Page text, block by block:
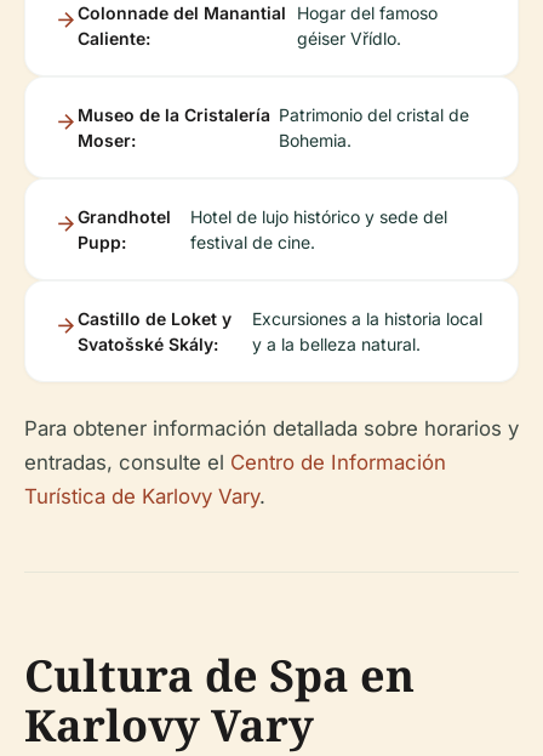
Colonnade del Manantial
Caliente:
Hogar del famoso
géiser Vřídlo.
Museo de la Cristalería
Moser:
Patrimonio del cristal de
Bohemia.
Grandhotel
Pupp:
Hotel de lujo histórico y sede del
festival de cine.
Castillo de Loket y
Svatošské Skály:
Excursiones a la historia local
y a la belleza natural.
Para obtener información detallada sobre horarios y
entradas, consulte el Centro de Información
Turística de Karlovy Vary.
Cultura de Spa en
Karlovy Vary